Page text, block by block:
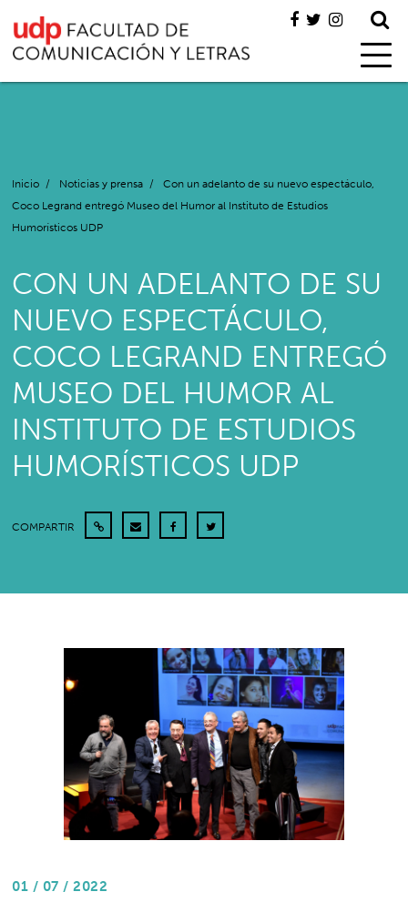
Inicio / Noticias y prensa /
Con un adelanto de su nuevo espectáculo,
Coco Legrand entregó Museo del Humor al Instituto de Estudios
Humorísticos UDP
CON UN ADELANTO DE SU
NUEVO ESPECTÁCULO,
COCO LEGRAND ENTREGÓ
MUSEO DEL HUMOR AL
INSTITUTO DE ESTUDIOS
HUMORÍSTICOS UDP
COMPARTIR
01 / 07 / 2022